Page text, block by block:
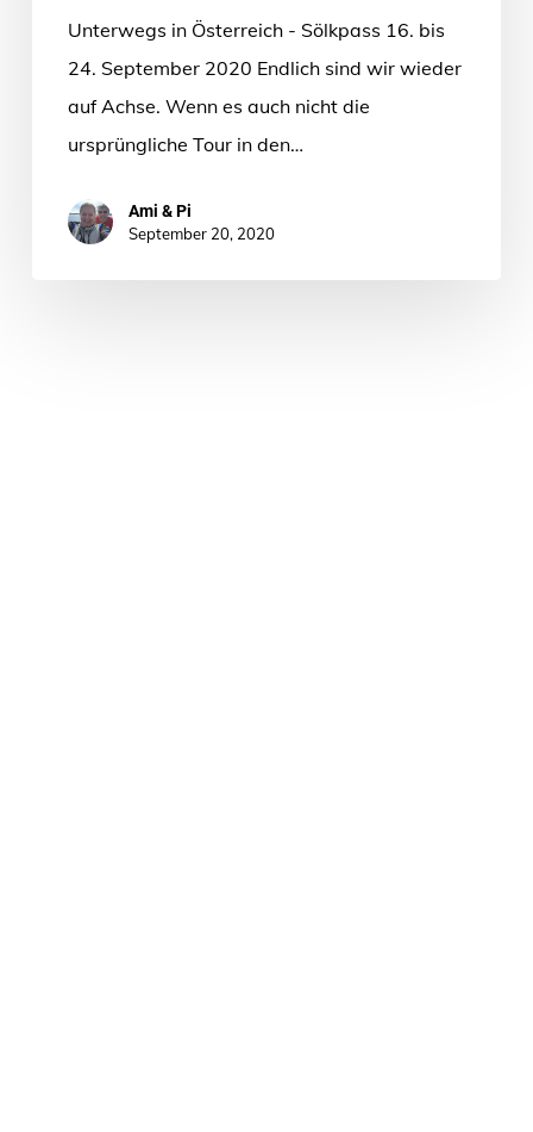
Unterwegs in Österreich - Sölkpass 16. bis
24. September 2020 Endlich sind wir wieder
auf Achse. Wenn es auch nicht die
ursprüngliche Tour in den…
Ami & Pi
September 20, 2020